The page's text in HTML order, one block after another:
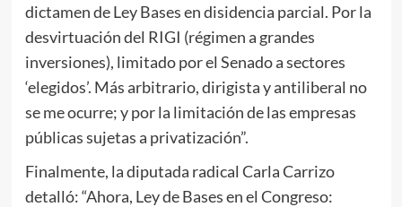
dictamen de Ley Bases en disidencia parcial. Por la
desvirtuación del RIGI (régimen a grandes
inversiones), limitado por el Senado a sectores
‘elegidos’. Más arbitrario, dirigista y antiliberal no
se me ocurre; y por la limitación de las empresas
públicas sujetas a privatización”.
Finalmente, la diputada radical Carla Carrizo
detalló: “Ahora, Ley de Bases en el Congreso: